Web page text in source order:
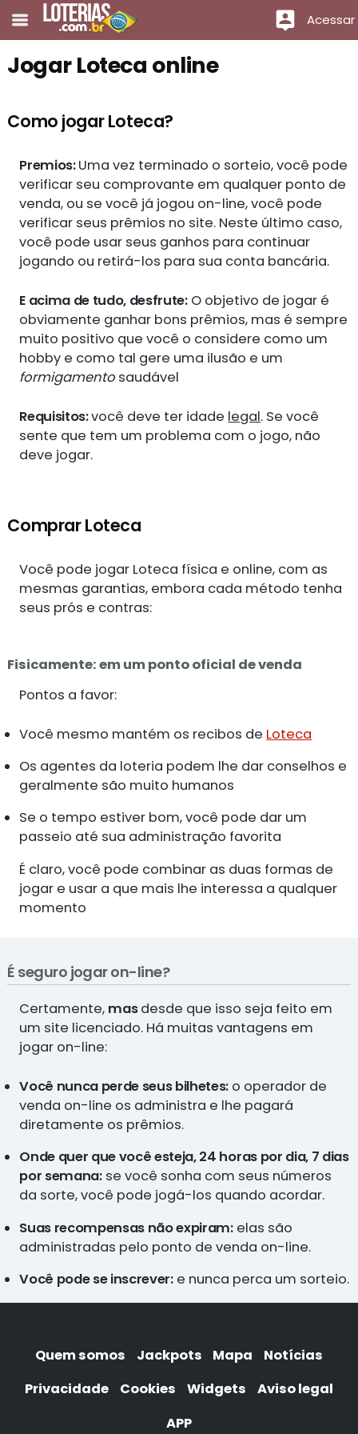
Acessar
Jogar Loteca online
Como jogar Loteca?
Premios:Uma vez terminado o sorteio, você pode
verificar seu comprovante em qualquer ponto de
venda, ou se você já jogou on-line, você pode
verificar seus prêmios no site. Neste último caso,
você pode usar seus ganhos para continuar
jogando ou retirá-los para sua conta bancária.
E acima de tudo, desfrute: O objetivo de jogar é
obviamente ganhar bons prêmios, mas é sempre
muito positivo que você o considere como um
hobby e como tal gere uma ilusão e um
formigamento saudável
Requisitos:você deve ter idade legal. Se você
sente que tem um problema com o jogo, não
deve jogar.
Comprar Loteca
Você pode jogar Loteca física e online, com as
mesmas garantias, embora cada método tenha
seus prós e contras:
Fisicamente: em um ponto oficial de venda
Pontos a favor:
Você mesmo mantém os recibos de Loteca
Os agentes da loteria podem lhe dar conselhos e
geralmente são muito humanos
Se o tempo estiver bom, você pode dar um
passeio até sua administração favorita
É claro, você pode combinar as duas formas de
jogar e usar a que mais lhe interessa a qualquer
momento
É seguro jogar on-line?
Certamente, masdesde que isso seja feito em
um site licenciado. Há muitas vantagens em
jogar on-line:
Você nunca perde seus bilhetes: o operador de
venda on-line os administra e lhe pagará
diretamente os prêmios.
Onde quer que você esteja, 24 horas por dia, 7 dias
por semana:se você sonha com seus números
da sorte, você pode jogá-los quando acordar.
Suas recompensas não expiram:elas são
administradas pelo ponto de venda on-line.
Você pode se inscrever:e nunca perca um sorteio.
Quem somos Jackpots Mapa
Notícias
Privacidade
Cookies Widgets
Aviso legal
APP